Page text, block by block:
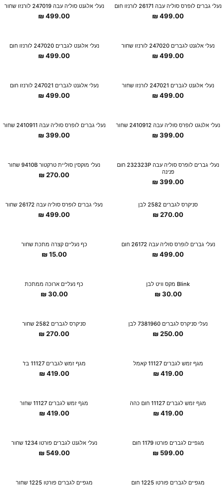
New Collection
נעלי גברים לופרס סוליה עבה 26171 לורנזו חום
499.00
₪
New Collection
נעלי אלגנט סוליה עבה 247019 לורנזו שחור
499.00
₪
New Collection
נעלי אלגנט לגברים 247020 לורנזו שחור
499.00
₪
New Collection
נעלי אלגנט לגברים 247020 לורנזו חום
499.00
₪
New Collection
נעלי אלגנט לגברים 247021 לורנזו שחור
499.00
₪
New Collection
נעלי אלגנט לגברים 247021 לורנזו חום
499.00
₪
New Collection
נעלי אלנגט לופרס סוליה עבה 2410912 שחור
399.00
₪
New Collection
נעלי גברים לופרס סוליה עבה 2410911 שחור
399.00
₪
New Collection
נעלי גברים לופרס סוליה עבה 232323P חום
פנינה
399.00
₪
New Collection
נעלי מוקסין סוליית טרקטור 9410B שחור
270.00
₪
New Collection
סניקרס לגברים 2582 לבן
270.00
₪
New Collection
נעלי גברים לופרס סוליה עבה 26172 שחור
499.00
₪
New Collection
נעלי גברים לופרס סוליה עבה 26172 חום
499.00
₪
New Collection
כף נעליים קצרה מתכת שחור
15.00
₪
New Collection
Blink מקס וויט לבן
30.00
₪
New Collection
כף נעליים ארוכה ממתכת
30.00
₪
נעלי סניקרס לגברים 7381960 לבן
250.00
₪
סניקרס לגברים 2582 שחור
270.00
₪
מגף זמש לגברים 11127 קאמל
419.00
₪
מגף זמש לגברים 11127 בז'
419.00
₪
מגף זמש לגברים 11127 חום כהה
419.00
₪
מגף זמש לגברים 11127 שחור
419.00
₪
מגפיים לגברים פורטו 1179 חום
599.00
₪
נעלי אלגנט לגברים פורטו 1234 שחור
549.00
₪
מגפיים לגברים פורטו 1225 חום מגפיים לגברים פורטו 1225 שחור